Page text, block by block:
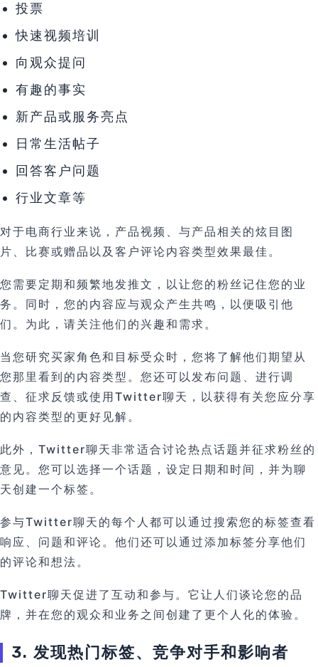
投票
快速视频培训
向观众提问
有趣的事实
新产品或服务亮点
日常生活帖子
回答客户问题
行业文章等
对于电商行业来说，产品视频、与产品相关的炫目图
片、比赛或赠品以及客户评论内容类型效果最佳。
您需要定期和频繁地发推文，以让您的粉丝记住您的业
务。同时，您的内容应与观众产生共鸣，以便吸引他
们。为此，请关注他们的兴趣和需求。
当您研究买家角色和目标受众时，您将了解他们期望从
您那里看到的内容类型。您还可以发布问题、进行调
查、征求反馈或使用Twitter聊天，以获得有关您应分享
的内容类型的更好见解。
此外，Twitter聊天非常适合讨论热点话题并征求粉丝的
意见。您可以选择一个话题，设定日期和时间，并为聊
天创建一个标签。
参与Twitter聊天的每个人都可以通过搜索您的标签查看
响应、问题和评论。他们还可以通过添加标签分享他们
的评论和想法。
Twitter聊天促进了互动和参与。它让人们谈论您的品
牌，并在您的观众和业务之间创建了更个人化的体验。
3. 发现热门标签、竞争对手和影响者